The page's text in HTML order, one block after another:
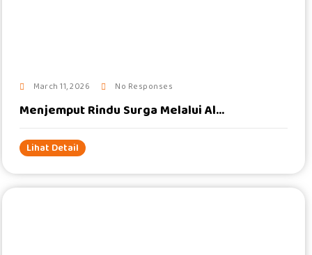
March 11, 2026 No Responses
Menjemput Rindu Surga Melalui Al...
Lihat Detail